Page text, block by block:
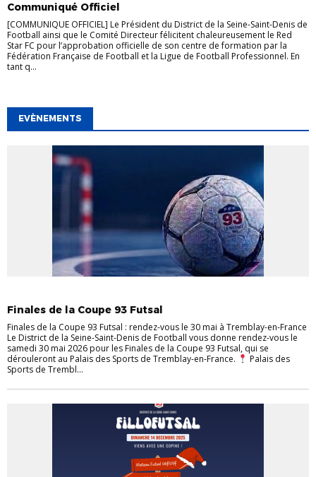
Communiqué Officiel
[COMMUNIQUE OFFICIEL] Le Président du District de la Seine-Saint-Denis de
Football ainsi que le Comité Directeur félicitent chaleureusement le Red
Star FC pour l’approbation officielle de son centre de formation par la
Fédération Française de Football et la Ligue de Football Professionnel. En
tant q...
EVÈNEMENTS
Finales de la Coupe 93 Futsal
Finales de la Coupe 93 Futsal : rendez-vous le 30 mai à Tremblay-en-France
Le District de la Seine-Saint-Denis de Football vous donne rendez-vous le
samedi 30 mai 2026 pour les Finales de la Coupe 93 Futsal, qui se
dérouleront au Palais des Sports de Tremblay-en-France.
Palais des
Sports de Trembl...